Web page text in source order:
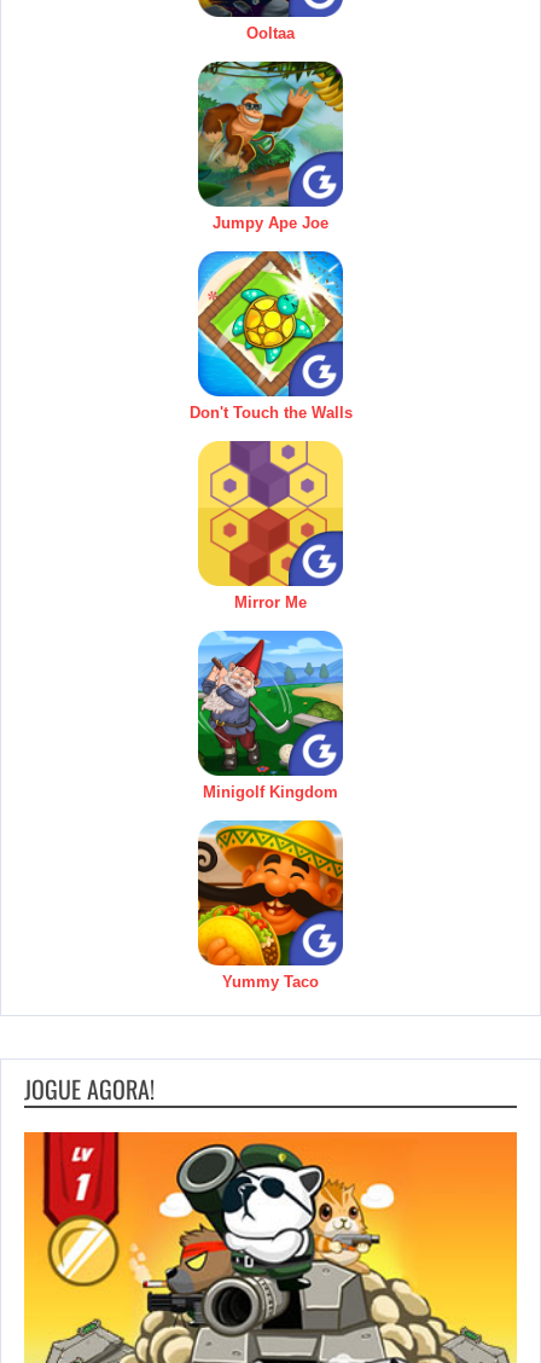
Ooltaa
Jumpy Ape Joe
Don't Touch the Walls
Mirror Me
Minigolf Kingdom
Yummy Taco
JOGUE AGORA!